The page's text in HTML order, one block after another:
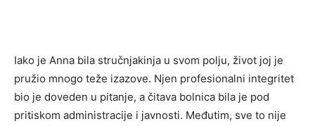
Iako je Anna bila stručnjakinja u svom polju, život joj je
pružio mnogo teže izazove. Njen profesionalni integritet
bio je doveden u pitanje, a čitava bolnica bila je pod
pritiskom administracije i javnosti. Međutim, sve to nije